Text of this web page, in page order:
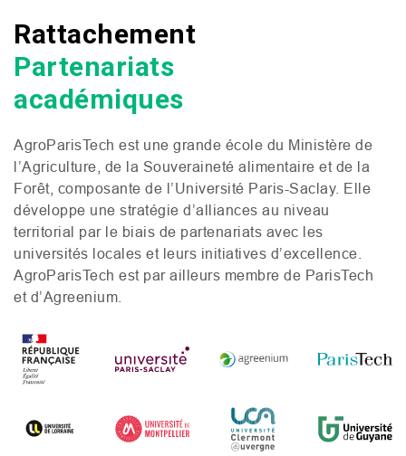
Rattachement
Partenariats
académiques
AgroParisTech est une grande école du Ministère de
l’Agriculture, de la Souveraineté alimentaire et de la
Forêt , composante de l’Université Paris-Saclay. Elle
développe une stratégie d’alliances au niveau
territorial par le biais de partenariats avec les
universités locales et leurs initiatives d’excellence.
AgroParisTech est par ailleurs membre de ParisTech
et d’Agreenium.